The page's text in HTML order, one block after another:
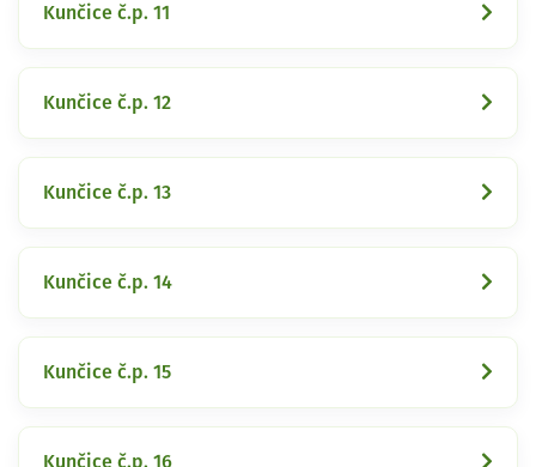
Kunčice č.p. 11
Kunčice č.p. 12
Kunčice č.p. 13
Kunčice č.p. 14
Kunčice č.p. 15
Kunčice č.p. 16